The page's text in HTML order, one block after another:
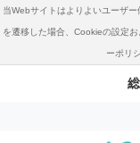
当Webサイトはよりよいユーザ
を遷移した場合、Cookieの設定
ーポリ